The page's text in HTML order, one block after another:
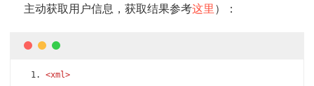
主动获取用户信息，获取结果参考这里）：
<xml>